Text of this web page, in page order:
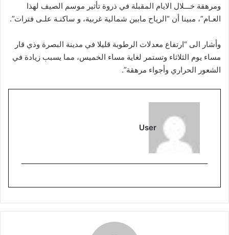
ومرهقة خـــلال الايام المقبلة في ذروة تأثير موسم الصيف لهذا
العـام”، مبينا أن “الرياح مابين شمالية غربية، و ساكنـة علـى فترات”.
وأشار الى “ارتفاع معدلات الرطوبة قليلا في مدينة البصرة وذي قار
مساء يوم الثلاثاء وتستمر لغاية مساء الخميس، مما يسبب زيادة في
الشعور الحراري وأجواء مرهقة”.
User